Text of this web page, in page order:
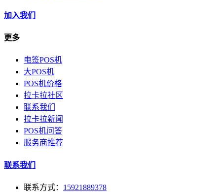
加入我们
更多
电签POS机
大POS机
POS机价格
拉卡拉社区
联系我们
拉卡拉新闻
POS机问答
服务商推荐
联系我们
联系方式： 15921889378